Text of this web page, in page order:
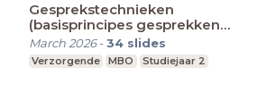
Gesprekstechnieken
(basisprincipes gesprekken
voeren)
March 2026-34 slides
Verzorgende MBO Studiejaar 2